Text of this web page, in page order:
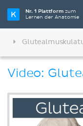
Nr. 1 Plattformzum
Lernen der Anatomie
Video: